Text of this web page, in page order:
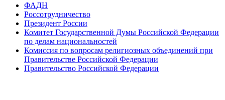
ФАДН
Россотрудничество
Президент России
Комитет Государственной Думы Российской Федерации
по делам национальностей
Комиссия по вопросам религиозных объединений при
Правительстве Российской Федерации
Правительство Российской Федерации